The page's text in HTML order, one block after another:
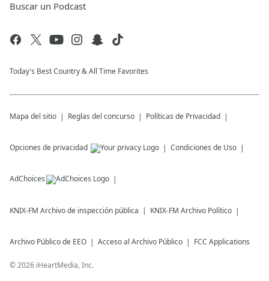
Buscar un Podcast
Today's Best Country & All Time Favorites
Mapa del sitio Reglas del concurso Políticas de Privacidad
Opciones de privacidad Condiciones de Uso
AdChoices
KNIX-FM Archivo de inspección pública KNIX-FM Archivo Político
Archivo Público de EEO Acceso al Archivo Público FCC Applications
©2026 iHeartMedia, Inc.